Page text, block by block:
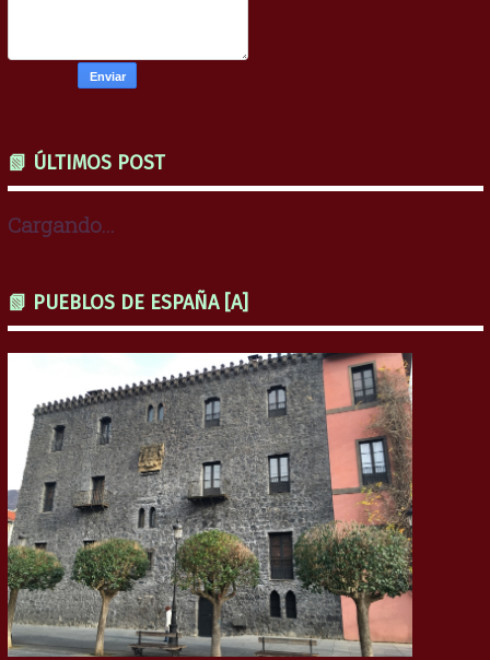
📗 ÚLTIMOS POST
Cargando...
📗 PUEBLOS DE ESPAÑA [A]